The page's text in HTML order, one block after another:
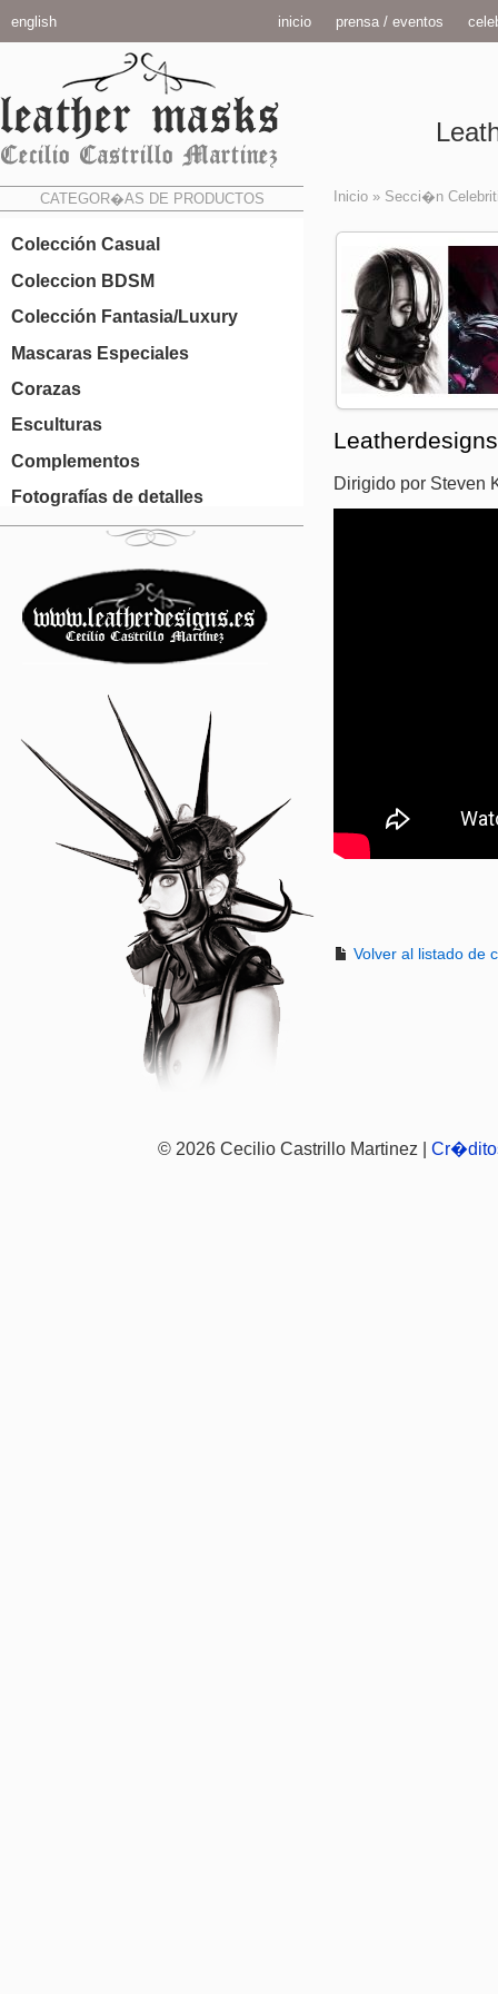
english inicio prensa / eventos
CATEGOR�AS DE PRODUCTOS
Colección Casual
Coleccion BDSM
Colección Fantasia/Luxury
Mascaras Especiales
Corazas
Esculturas
Complementos
Fotografías de detalles
Inicio » Secci�n
Dirigido por Steven
Volver al listado de
© 2026 Cecilio Castrillo Martinez |